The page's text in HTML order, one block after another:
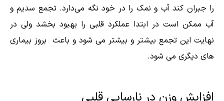
را جبران کند آب و نمک را در خود نگه می‌دارد. تجمع سدیم و
آب ممکن است در ابتدا عملکرد قلبی را بهبود بخشد ولی در
نهایت این تجمع بیشتر و بیشتر می شود و باعث بروز بیماری
های دیگری می شود.
افزایش وزن در نارسایی قلبی